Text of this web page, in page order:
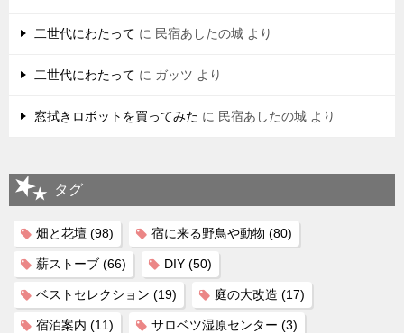
二世代にわたって に 民宿あしたの城 より
二世代にわたって に ガッツ より
窓拭きロボットを買ってみた に 民宿あしたの城 より
タグ
畑と花壇 (98) 宿に来る野鳥や動物 (80)
薪ストーブ (66) DIY (50)
ベストセレクション (19) 庭の大改造 (17)
宿泊案内 (11) サロベツ湿原センター (3)